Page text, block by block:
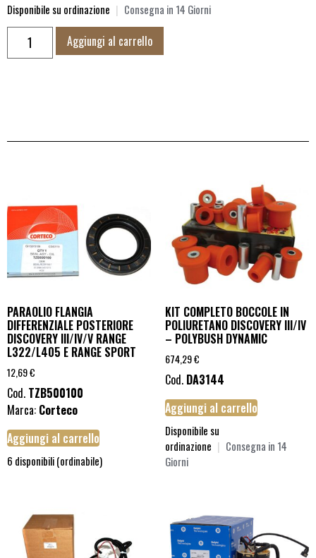
Disponibile su ordinazione | Consegna in 14 Giorni
Aggiungi al carrello
PARAOLIO FLANGIA
DIFFERENZIALE POSTERIORE
DISCOVERY III/IV/V RANGE
L322/L405 E RANGE SPORT
12,69€
Cod. TZB500100
Marca: Corteco
Aggiungi al carrello
6 disponibili (ordinabile)
KIT COMPLETO BOCCOLE IN
POLIURETANO DISCOVERY III/IV
– POLYBUSH DYNAMIC
674,29€
Cod. DA3144
Aggiungi al carrello
Disponibile su
ordinazione | Consegna in 14
Giorni